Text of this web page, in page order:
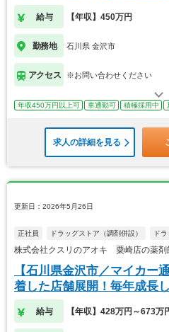
給与 【年収】450万円
勤務地 石川県 金沢市
アクセス ※お問い合わせください
年収450万円以上可 車通勤可 積極採用中
求人の詳細を見る
更新日：2026年5月26日
正社員 ドラッグストア（調剤併設） ド
株式会社クスリのアオキ 粟崎店の薬剤
【石川県金沢市／マイカ
着した店舗展開！毎年成長
給与 【年収】428万円～673万